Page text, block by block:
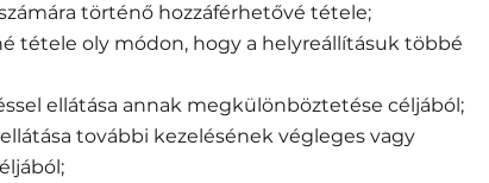
történő hozzáférhetővé tétele;
tétele oly módon, hogy a helyreállításuk többé
ellátása annak megkülönböztetése céljából;
ellátása további kezelésének végleges vagy